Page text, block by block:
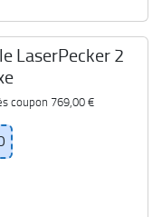
LaserPecker 2
coupon 769,00 €